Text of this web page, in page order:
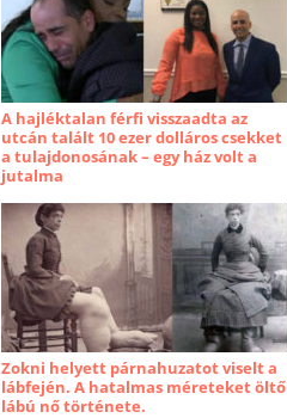
A hajléktalan férfi visszaadta az
utcán talált 10 ezer dolláros csekket
a tulajdonosának – egy ház volt a
jutalma
Zokni helyett párnahuzatot viselt a
lábfején. A hatalmas méreteket öltő
lábú nő története.